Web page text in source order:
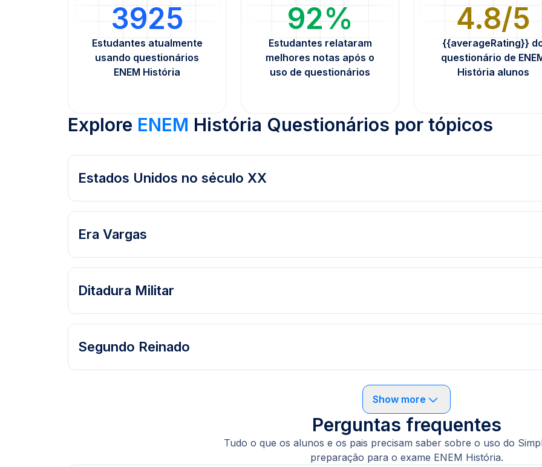
3925
Estudantes atualmente
usando questionários
ENEM História
92%
Estudantes relataram
melhores notas após o
uso de questionários
4.8/5
{{averageRating}}
questionário de
História alunos
Explore ENEM História Questionários por tópicos
Estados Unidos no século XX
Era Vargas
Ditadura Militar
Segundo Reinado
Show more
Perguntas frequentes
Tudo o que os alunos e os pais precisam saber sobre o uso do
preparação para o exame ENEM História.